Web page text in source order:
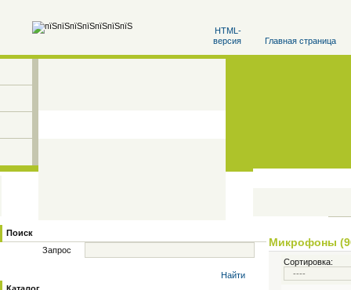
HTML-
версия
Главная страница
Поиск
Запрос
Найти
Микрофоны
Сортировка: